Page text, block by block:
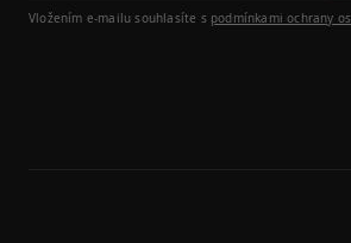
Vložením e-mailu souhlasíte s podmínkami ochrany